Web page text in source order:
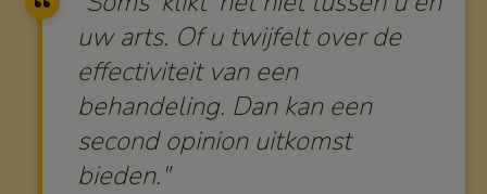
uw arts. Of u twijfelt over de
effectiviteit van een
behandeling. Dan kan een
second opinion uitkomst
bieden."